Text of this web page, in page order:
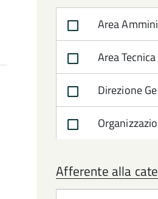
Area
Area Tecnica
Direzione
Afferente alla